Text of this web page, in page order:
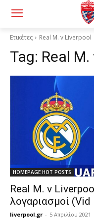
Ετικέτες Real M. v Liverpool
Tag: Real
HOMEPAGE HOT POSTS
Real M. v
λογαριασμοί
liverpool.gr - 5 Απριλίου 2021